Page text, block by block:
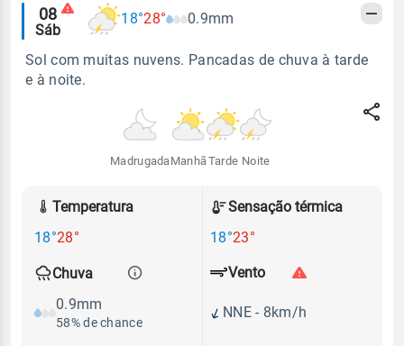
Alertas
meteorológicos
08
Sáb
18°28° 0.9mm
Sol com muitas nuvens. Pancadas de chuva à tarde
e à noite.
Madrugada Manhã Tarde Noite
Temperatura
18°28°
Sensação térmica
18°23°
Chuva
0.9mm
58% de chance
Vento
NNE - 8km/h